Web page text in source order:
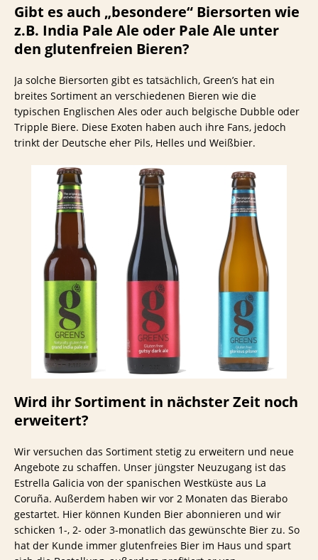
Gibt es auch „besondere“ Biersorten wie
z.B. India Pale Ale oder Pale Ale unter
den glutenfreien Bieren?
Ja solche Biersorten gibt es tatsächlich, Green’s hat ein
breites Sortiment an verschiedenen Bieren wie die
typischen Englischen Ales oder auch belgische Dubble oder
Tripple Biere. Diese Exoten haben auch ihre Fans, jedoch
trinkt der Deutsche eher Pils, Helles und Weißbier.
Wird ihr Sortiment in nächster Zeit noch
erweitert?
Wir versuchen das Sortiment stetig zu erweitern und neue
Angebote zu schaffen. Unser jüngster Neuzugang ist das
Estrella Galicia von der spanischen Westküste aus La
Coruña. Außerdem haben wir vor 2 Monaten das Bierabo
gestartet. Hier können Kunden Bier abonnieren und wir
schicken 1-, 2- oder 3-monatlich das gewünschte Bier zu. So
hat der Kunde immer glutenfreies Bier im Haus und spart